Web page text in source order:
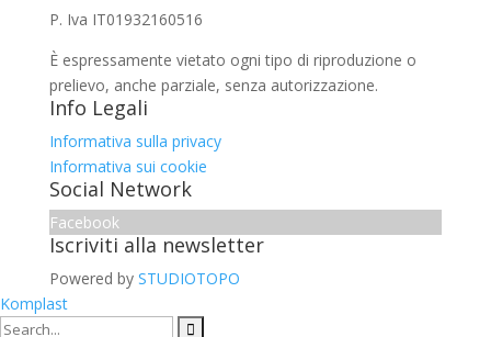
P. Iva IT01932160516
È espressamente vietato ogni tipo di riproduzione o
prelievo, anche parziale, senza autorizzazione.
Info Legali
Informativa sulla privacy
Informativa sui cookie
Social Network
Facebook
Iscriviti alla newsletter
Powered by STUDIOTOPO
Komplast